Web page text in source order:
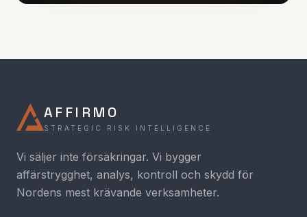
AFFIRMO
STRATEGIC RISK INTELLIGENCE
Vi säljer inte försäkringar. Vi bygger
affärstrygghet, analys, kontroll och skydd för
Nordens mest krävande verksamheter.